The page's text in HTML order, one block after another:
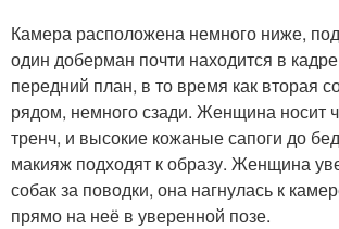
Камера расположена немного ниже, под
один доберман почти находится в
передний план, в то время как вторая
рядом, немного сзади. Женщина носит
тренч, и высокие кожаные сапоги до
макияж подходят к образу. Женщина
собак за поводки, она нагнулась к
прямо на неё в уверенной позе.